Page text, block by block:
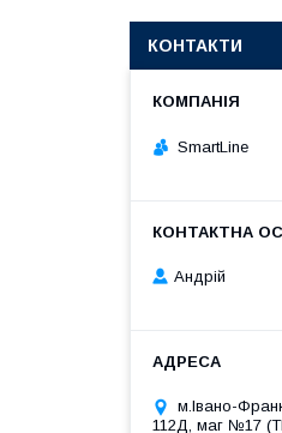
КОНТАКТИ
SmartLine
Андрій
м.Івано-
112Д, маг №17